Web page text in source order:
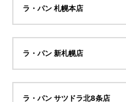
ラ・パン 札幌本店
ラ・パン 新札幌店
ラ・パン サツドラ北8条店